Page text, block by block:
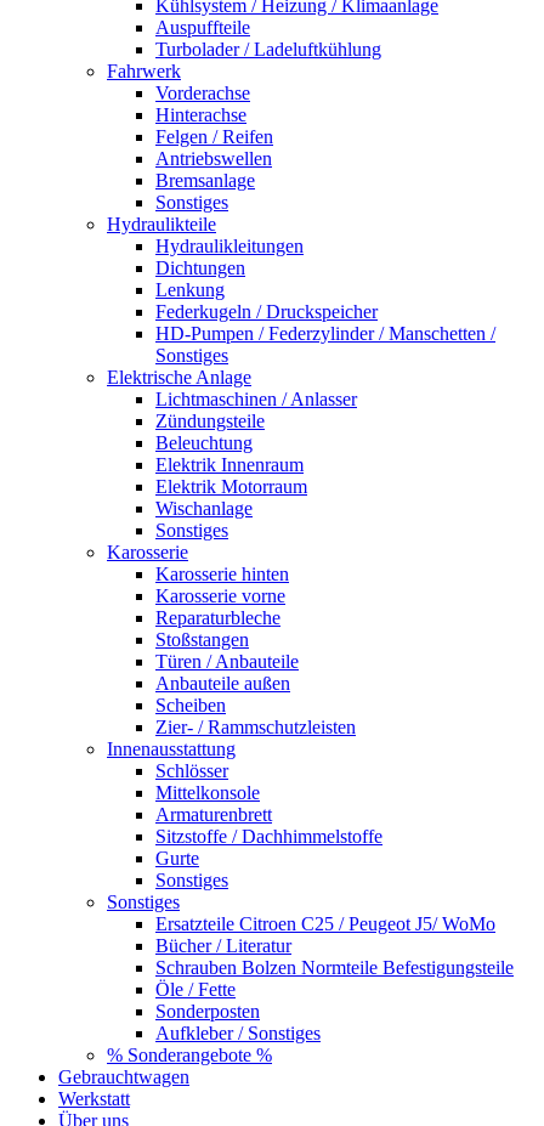
Kühlsystem / Heizung / Klimaanlage
Auspuffteile
Turbolader / Ladeluftkühlung
Fahrwerk
Vorderachse
Hinterachse
Felgen / Reifen
Antriebswellen
Bremsanlage
Sonstiges
Hydraulikteile
Hydraulikleitungen
Dichtungen
Lenkung
Federkugeln / Druckspeicher
HD-Pumpen / Federzylinder / Manschetten /
Sonstiges
Elektrische Anlage
Lichtmaschinen / Anlasser
Zündungsteile
Beleuchtung
Elektrik Innenraum
Elektrik Motorraum
Wischanlage
Sonstiges
Karosserie
Karosserie hinten
Karosserie vorne
Reparaturbleche
Stoßstangen
Türen / Anbauteile
Anbauteile außen
Scheiben
Zier- / Rammschutzleisten
Innenausstattung
Schlösser
Mittelkonsole
Armaturenbrett
Sitzstoffe / Dachhimmelstoffe
Gurte
Sonstiges
Sonstiges
Ersatzteile Citroen C25 / Peugeot J5/ WoMo
Bücher / Literatur
Schrauben Bolzen Normteile Befestigungsteile
Öle / Fette
Sonderposten
Aufkleber / Sonstiges
% Sonderangebote %
Gebrauchtwagen
Werkstatt
Über uns